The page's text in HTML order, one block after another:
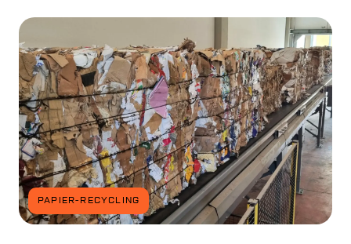
PAPIER-RECYCLING